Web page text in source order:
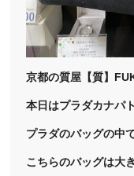
京都の質屋【質】
本日はプラダカナパ
プラダのバッグの中
こちらのバッグは大